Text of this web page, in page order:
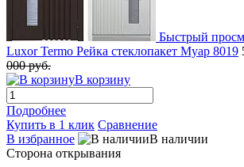
Быстрый
Luxor Termo Рейка стеклопакет Муар 8019
000 руб.
В корзину
Подробнее
Купить в 1 клик Сравнение
В избранное
В наличии
Сторона открывания